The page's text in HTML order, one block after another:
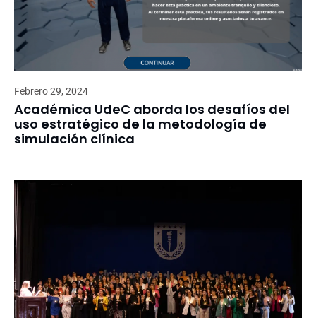
Febrero 29, 2024
Académica UdeC aborda los desafíos del
uso estratégico de la metodología de
simulación clínica